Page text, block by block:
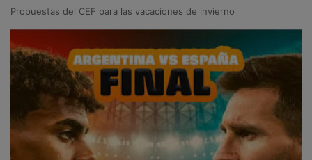
Propuestas del CEF para las vacaciones de invierno